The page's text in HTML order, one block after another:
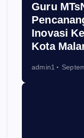
Guru
Inovasi
Kota
admin1